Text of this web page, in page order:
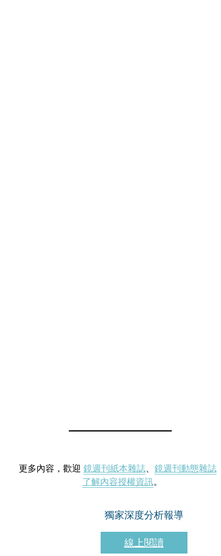
更多內容，歡迎 鏡週刊紙本雜誌、 鏡週刊動態雜誌
了解內容授權資訊。
獨家深度分析報導
線上閱讀